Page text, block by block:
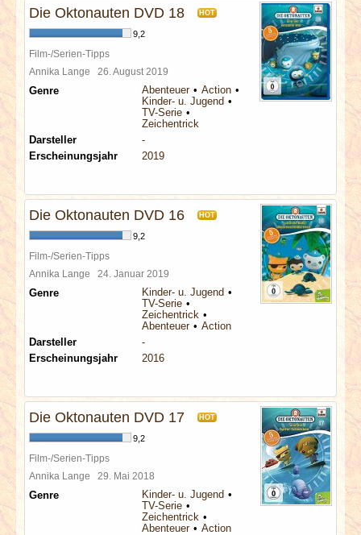
Die Oktonauten DVD 18 HOT
9,2
Film-/Serien-Tipps
Annika Lange 26. August 2019
Genre Abenteuer
Action
Kinder- u. Jugend
TV-Serie
Zeichentrick
Darsteller
-
Erscheinungsjahr
2019
Die Oktonauten DVD 16 HOT
9,2
Film-/Serien-Tipps
Annika Lange 24. Januar 2019
Genre
Kinder- u. Jugend
TV-Serie
Zeichentrick
Abenteuer
Action
Darsteller
-
Erscheinungsjahr
2016
Die Oktonauten DVD 17 HOT
9,2
Film-/Serien-Tipps
Annika Lange 29. Mai 2018
Genre
Kinder- u. Jugend
TV-Serie
Zeichentrick
Abenteuer
Action